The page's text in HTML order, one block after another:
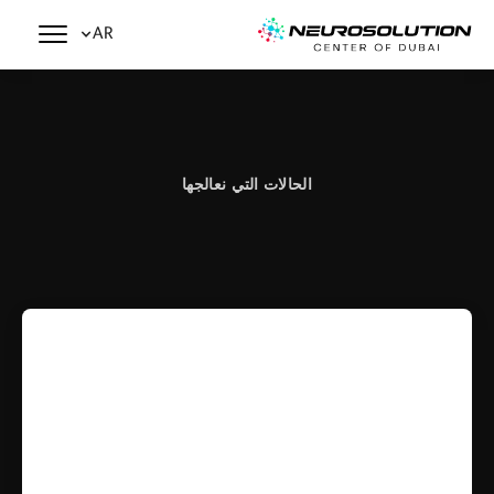
AR
الحالات التي نعالجها